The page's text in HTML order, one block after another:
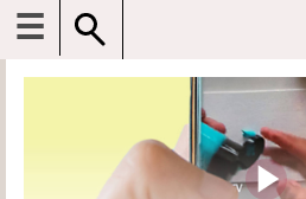
☰